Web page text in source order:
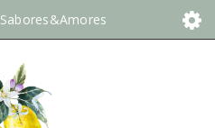
Sabores&Amores